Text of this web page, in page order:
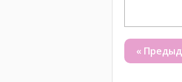
«